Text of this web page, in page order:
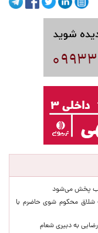
پخش می‌شود
شلاق محکوم شوی حاضرم با
به دبیری شعام